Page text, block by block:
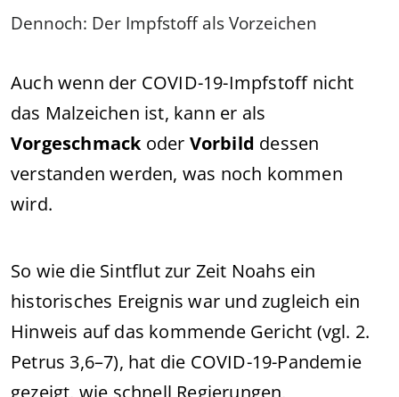
Dennoch: Der Impfstoff als Vorzeichen
Auch wenn der COVID-19-Impfstoff nicht
das Malzeichen ist, kann er als
Vorgeschmackoder Vorbild dessen
verstanden werden, was noch kommen
wird.
So wie die Sintflut zur Zeit Noahs ein
historisches Ereignis war und zugleich ein
Hinweis auf das kommende Gericht (vgl. 2.
Petrus 3,6–7), hat die COVID-19-Pandemie
gezeigt, wie schnell Regierungen,